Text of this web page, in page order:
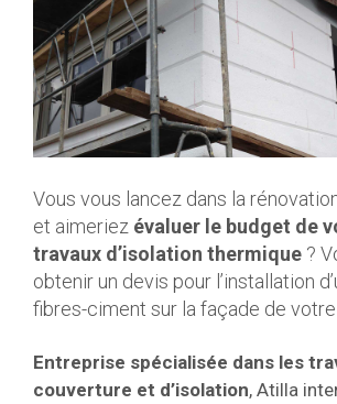
Vous vous lancez dans la
et aimeriez évaluer le budget de
travaux d’isolation thermique ?
obtenir un devis pour l’installation
fibres-ciment sur la façade de
Entreprise spécialisée dans les
couverture et d’isolation, Atilla